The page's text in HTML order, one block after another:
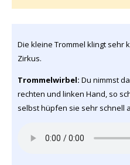
Die kleine Trommel klingt sehr
Zirkus.
Trommelwirbel: Du nimmst
rechten und linken Hand, so
selbst hüpfen sie sehr schnell